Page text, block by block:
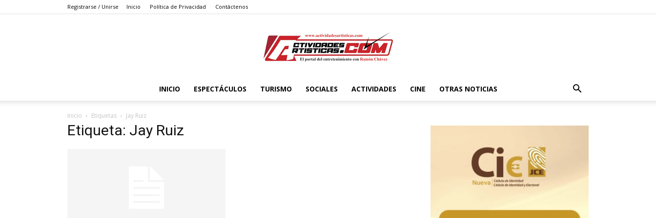
Registrarse / Unirse Inicio Política de Privacidad Contáctenos
Actividadesartisticas.com
INICIO ESPECTÁCULOS TURISMO SOCIALES ACTIVIDADES CINE OTRAS NOTICIAS
Inicio Etiquetas Jay Ruiz
Etiqueta: Jay Ruiz